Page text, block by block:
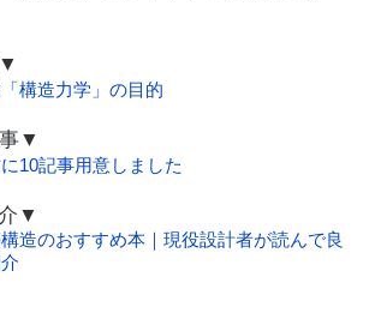
構造力学」の目的
▼
10記事用意しました
▼
造のおすすめ本｜現役設計者が読んで良